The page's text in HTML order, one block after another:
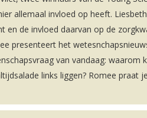
allemaal invloed op heeft.
en de invloed daarvan op de
presenteert het
van vandaag:
links liggen? Romee praat